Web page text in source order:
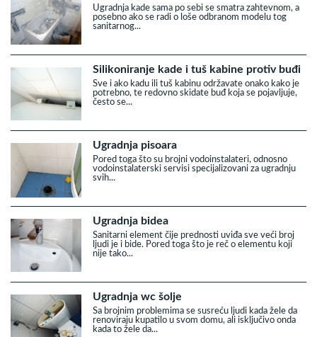
Ugradnja kade sama po sebi se smatra zahtevnom, a
posebno ako se radi o loše odbranom modelu tog
sanitarnog...
Silikoniranje kade i tuš kabine protiv buđi
Sve i ako kadu ili tuš kabinu održavate onako kako je
potrebno, te redovno skidate buđ koja se pojavljuje,
često se...
Ugradnja pisoara
Pored toga što su brojni vodoinstalateri, odnosno
vodoinstalaterski servisi specijalizovani za ugradnju
svih...
Ugradnja bidea
Sanitarni element čije prednosti uviđa sve veći broj
ljudi je i bide. Pored toga što je reč o elementu koji
nije tako...
Ugradnja wc šolje
Sa brojnim problemima se susreću ljudi kada žele da
renoviraju kupatilo u svom domu, ali isključivo onda
kada to žele da...